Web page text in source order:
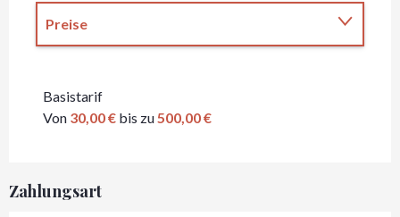
Preise
Basistarif
Von 30,00 € bis zu500,00 €
Zahlungsart